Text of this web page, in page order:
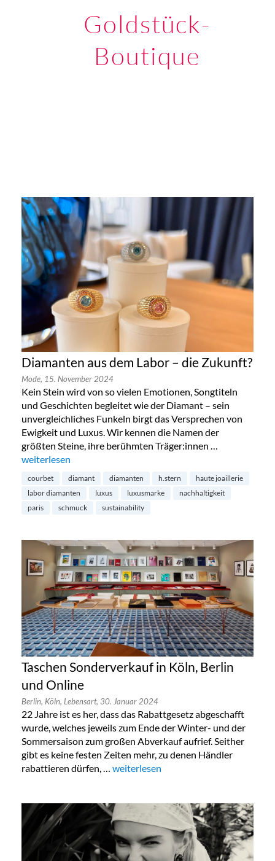
Goldstück-
Boutique
Diamanten aus dem Labor – die Zukunft?
Mode, 15. November 2024
Kein Stein wird von so vielen Emotionen, Songtiteln
und Geschichten begleitet wie der Diamant – sein
unvergleichliches Funkeln birgt das Versprechen von
Ewigkeit und Luxus. Wir kennen die Namen der
größten Steine, ihre berühmten Träger:innen …
„Diamanten aus dem Labor – die Zukunft?“
weiterlesen
courbet diamant diamanten h.stern
haute joaillerie
labor diamanten
luxus luxusmarke
nachhaltigkeit
paris
schmuck sustainability
Taschen Sonderverkauf in Köln, Berlin
und Online
Berlin, Köln, Lebensart, 30. Januar 2024
22 Jahre ist es her, dass das Rabattgesetz abgeschafft
wurde, welches jeweils zum Ende der Winter- und der
Sommersaison zum großen Abverkauf aufrief. Seither
gibt es keine festen Zeiten mehr, zu denen Händler
rabattieren dürfen, … „Taschen Sonderverkauf in Köln,
weiterlesen